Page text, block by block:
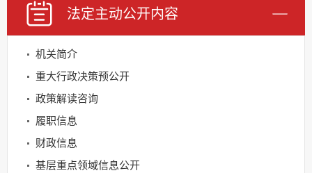
法定主动公开内容
机关简介
重大行政决策预公开
政策解读咨询
履职信息
财政信息
基层重点领域信息公开